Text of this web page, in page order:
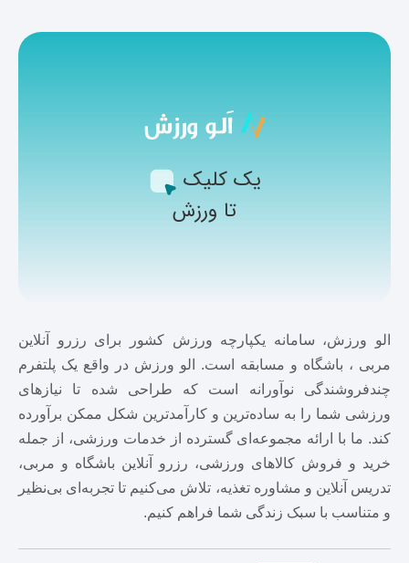
یک کلیک
تا ورزش
الو ورزش، سامانه یکپارچه ورزش کشور برای رزرو آنلاین
مربی ، باشگاه و مسابقه است. الو ورزش در واقع یک پلتفرم
چندفروشندگی نوآورانه است که طراحی شده تا نیازهای
ورزشی شما را به ساده‌ترین و کارآمدترین شکل ممکن برآورده
کند. ما با ارائه مجموعه‌ای گسترده از خدمات ورزشی، از جمله
خرید و فروش کالاهای ورزشی، رزرو آنلاین باشگاه و مربی،
تدریس آنلاین و مشاوره تغذیه، تلاش می‌کنیم تا تجربه‌ای بی‌نظیر
و متناسب با سبک زندگی شما فراهم کنیم.